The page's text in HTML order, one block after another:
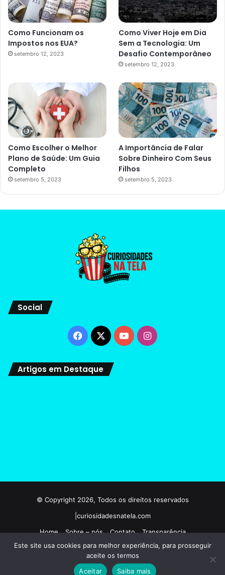
Como Funcionam os
Impostos nos EUA?
setembro 12, 2023
Como Viver Hoje em Dia
Sem a Tecnologia: Um
Desafio Contemporâneo
setembro 12, 2023
Como Escolher o Melhor
Plano de Saúde: Um Guia
Completo
setembro 5, 2023
A Importância de Falar
Sobre Dinheiro Com Seus
Filhos
setembro 5, 2023
Social
Facebook
X YouTubeInstagram
Artigos em Destaque
© Copyright 2026, Todos os direitos reservados
|curiosidadesnatela.com
Home
Sobre – nós Contato
Transparência
Termos e condições de uso
Politicas de privacidade
Este site usa cookies para melhor experiência, para prosseguir
aceite os termos
Aceitar
Saiba mais